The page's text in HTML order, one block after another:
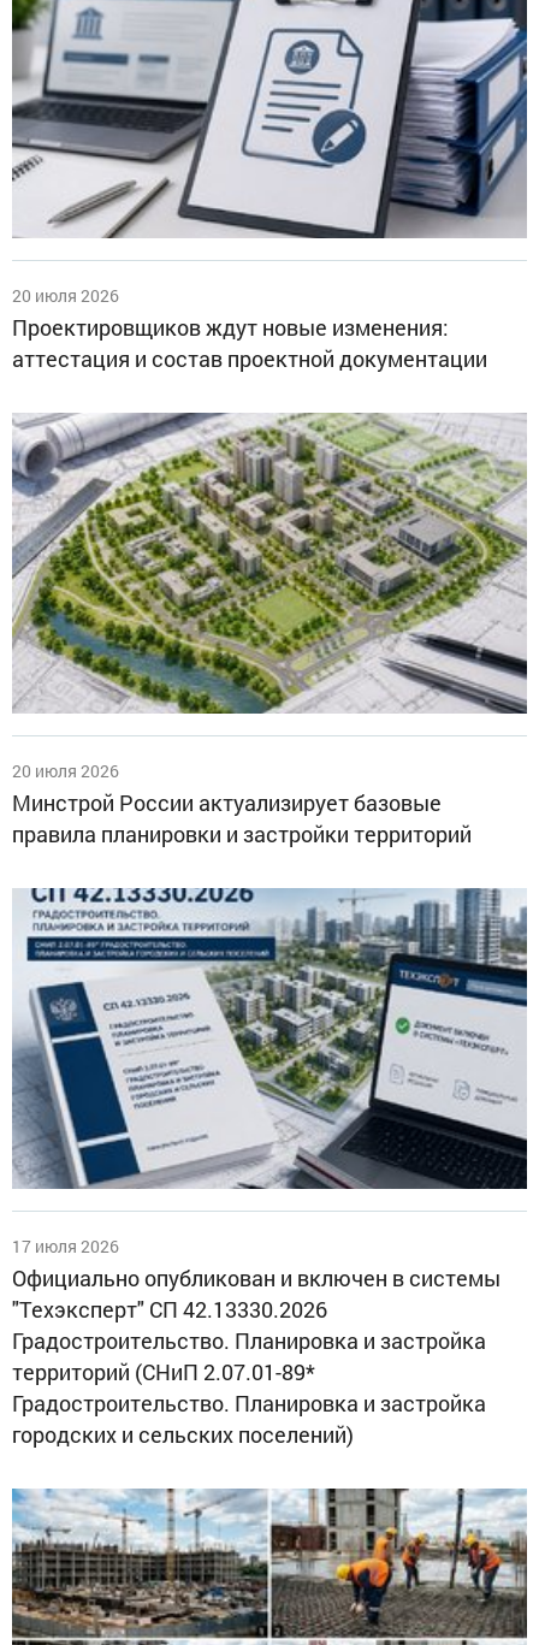
20 июля 2026
Проектировщиков ждут новые изменения:
аттестация и состав проектной документации
20 июля 2026
Минстрой России актуализирует базовые
правила планировки и застройки территорий
17 июля 2026
Официально опубликован и включен в системы
"Техэксперт" СП 42.13330.2026
Градостроительство. Планировка и застройка
территорий (СНиП 2.07.01-89*
Градостроительство. Планировка и застройка
городских и сельских поселений)